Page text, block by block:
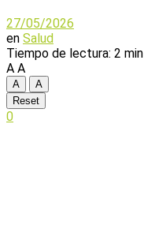
27/05/2026
en Salud
Tiempo de lectura: 2 min
A A
A
A
Reset
0